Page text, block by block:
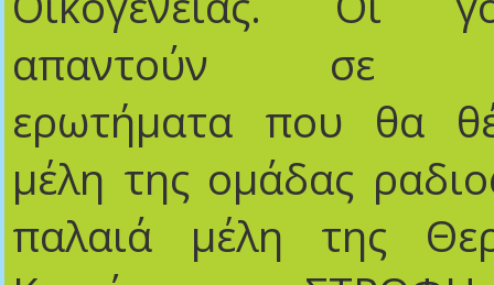
απαντούν σε
ερωτήματα που θα
μέλη της ομάδας
παλαιά μέλη της